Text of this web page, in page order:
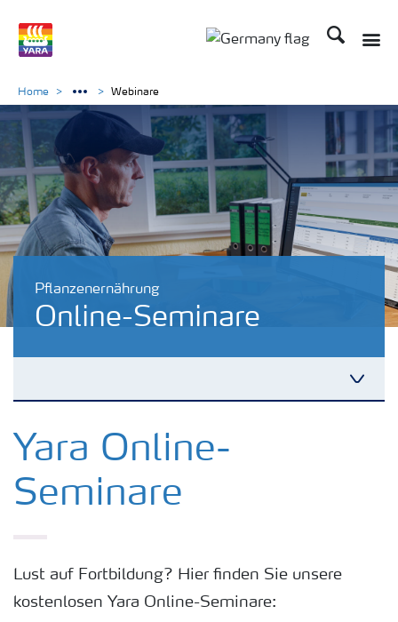
Suchen
Pflanzenernährung
Online-Seminare
Kulturen
Düngemittel
Zukunft anpacken
Home Webinare
Yara Online-
Seminare
Lust auf Fortbildung? Hier finden Sie unsere
kostenlosen Yara Online-Seminare: